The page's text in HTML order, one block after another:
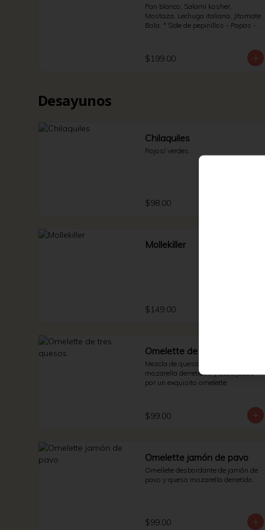
Pan blanco, Salami kosher,
Mostaza, Lechuga italiana, Jitomate
Bola. * Side de pepinillos - Papas -
$199.00
Desayunos
Chilaquiles
Rojos/ verdes.
$98.00
Mollekiller
$149.00
Omelette de tres quesos
Mezcla de queso manchego, suizo y
mozarella derretidos y acobijados
por un exquisito omelette.
$99.00
Omelette jamón de pavo
Omellete desbordante de jamón de
pavo y queso mozarella derretido.
$99.00